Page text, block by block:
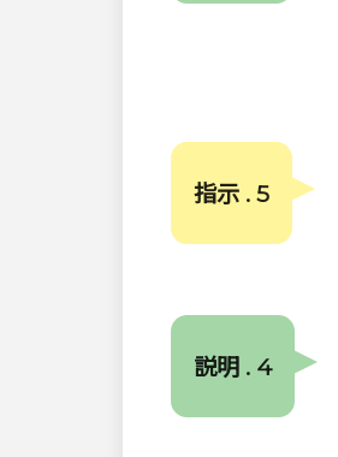
指示 . 5
説明 . 4